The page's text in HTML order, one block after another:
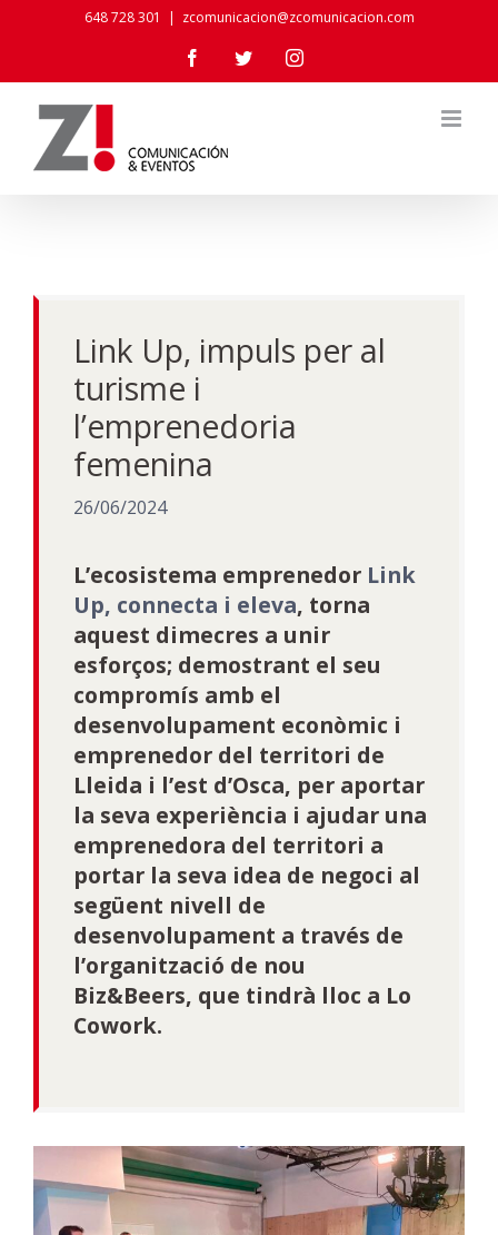
content
648 728 301 | zcomunicacion@zcomunicacion.com
FacebookTwitterInstagram
Link Up, impuls per al
turisme i
l’emprenedoria
femenina
26/06/2024
L’ecosistema emprenedor Link
Up, connecta i eleva, torna
aquest dimecres a unir
esforços; demostrant el seu
compromís amb el
desenvolupament econòmic i
emprenedor del territori de
Lleida i l’est d’Osca, per aportar
la seva experiència i ajudar una
emprenedora del territori a
portar la seva idea de negoci al
següent nivell de
desenvolupament a través de
l’organització de nou
Biz&Beers, que tindrà lloc a Lo
Cowork.